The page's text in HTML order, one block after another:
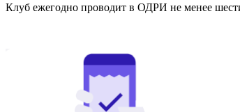
Клуб ежегодно проводит в ОДРИ не менее